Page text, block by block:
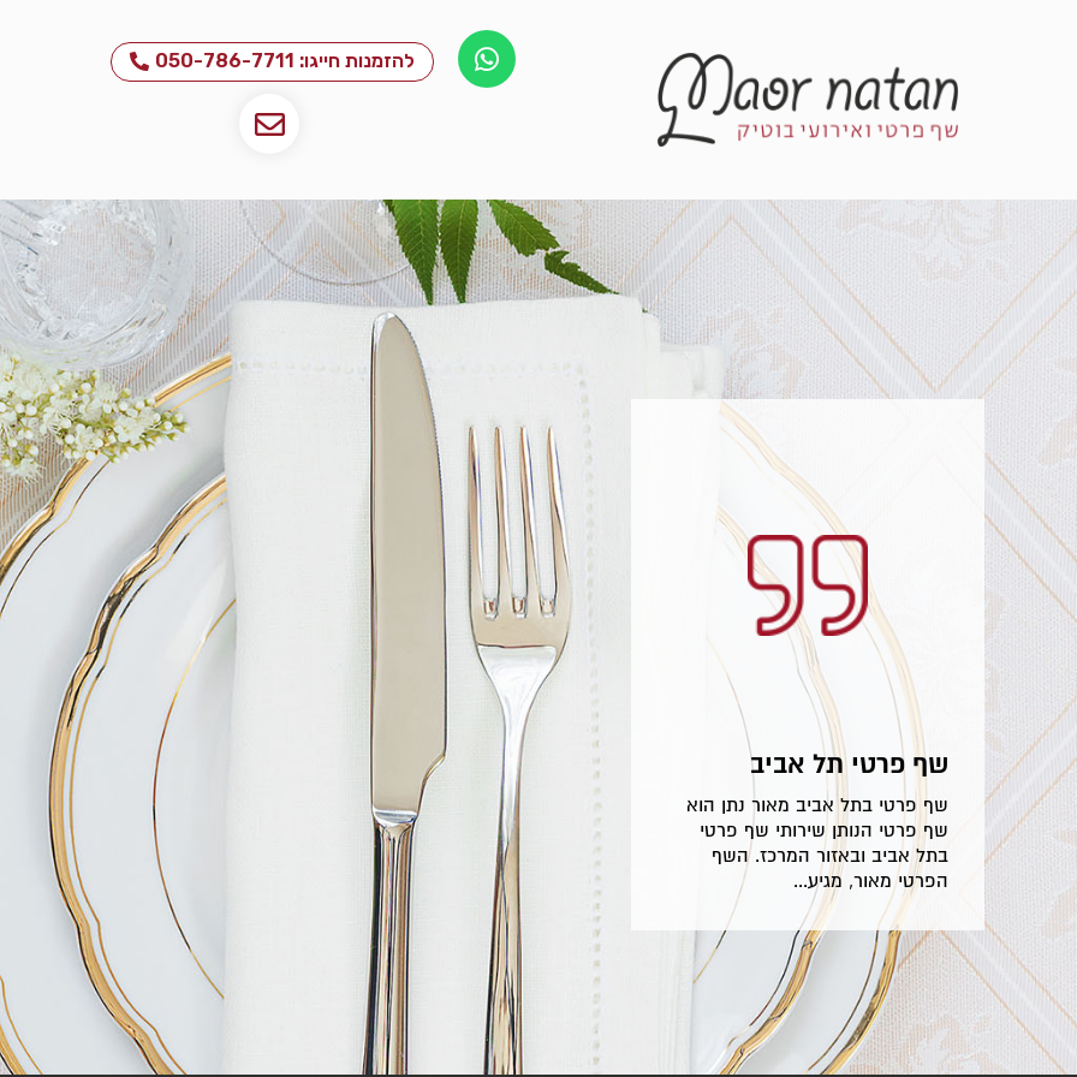
להזמנות חייגו: 050-786-7711
שף פרטי תל אביב
שף פרטי בתל אביב מאור נתן הוא
שף פרטי הנותן שירותי שף פרטי
בתל אביב ובאזור המרכז. השף
הפרטי מאור, מגיע...